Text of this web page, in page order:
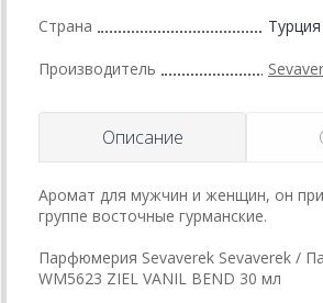
Страна Турция
Производитель
Описание
Аромат для мужчин и женщин, он
группе восточные гурманские.
Парфюмерия Sevaverek Sevaverek /
WM5623 ZIEL VANIL BEND 30 мл